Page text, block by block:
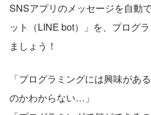
SNSアプリのメッセージを自動
ット（LINE bot）」を、プログ
ましょう！
「プログラミングには興味があ
のかわからない…」